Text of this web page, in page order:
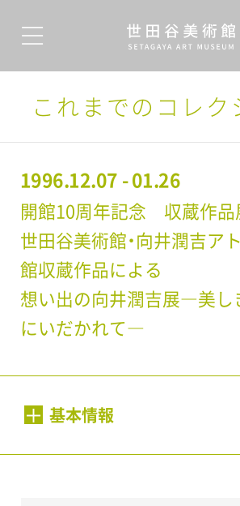
これまでのコレク
1996.12.07 - 01.26
開館10周年記念 収蔵作品
世田谷美術館・向井潤吉ア
館収蔵作品による
想い出の向井潤吉展―美し
にいだかれて―
基本情報